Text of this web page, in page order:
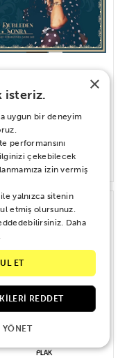
Sonra
×
isteriz.
uygun bir deneyim
performansını
çekebilecek
izin vermiş
yalnızca sitenin
etmiş olursunuz.
Daha
ET
REDDET
YÖNET